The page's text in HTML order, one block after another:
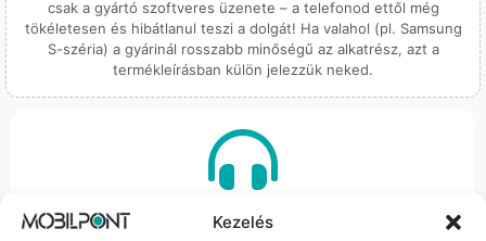
Kezelés
csak a gyártó szoftveres üzenete – a telefonod ettől még
tökéletesen és hibátlanul teszi a dolgát! Ha valahol (pl. Samsung
S-széria) a gyárinál rosszabb minőségű az alkatrész, azt a
termékleírásban külön jelezzük neked.
100% Elérhetőség